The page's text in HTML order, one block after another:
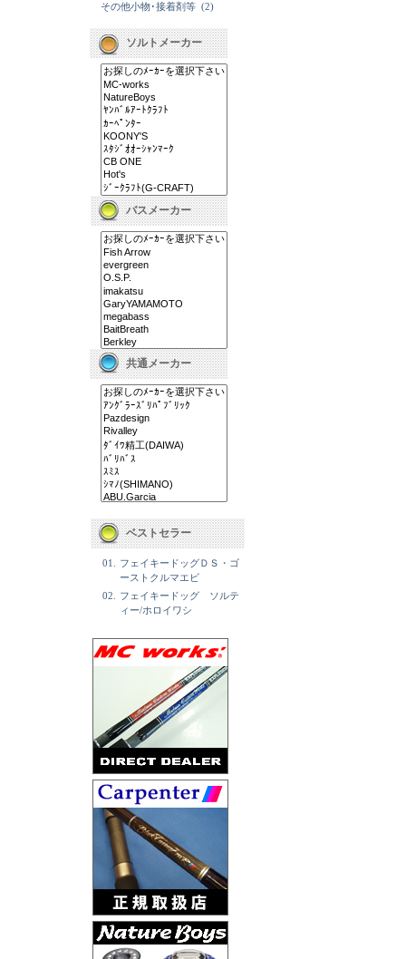
その他小物･接着剤等(2)
ソルトメーカー
バスメーカー
共通メーカー
ベストセラー
01.
フェイキードッグＤＳ・ゴ
ーストクルマエビ
02.
フェイキードッグ ソルテ
ィー/ホロイワシ